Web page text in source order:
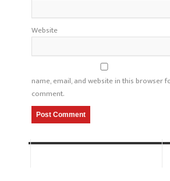
Website
name, email, and website in this browser
comment.